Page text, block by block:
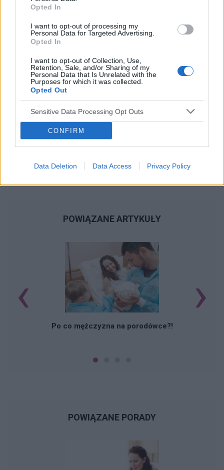
Opted In
I want to opt-out of processing my
Personal Data for Targeted Advertising.
Opted In
I want to opt-out of Collection, Use,
Retention, Sale, and/or Sharing of my
Personal Data that Is Unrelated with the
Purposes for which it was collected.
Opted Out
Sensitive Data Processing Opt Outs
CONFIRM
Data Deletion Data Access Privacy Policy
na zajście w ciążę i czy one wgl istnieją Jestem
przerażona sytuacja, pierwszy raz pękła nam
gumka, pierwszy raz partner spuścił się
wewnątrz mnie I pierwszy raz brałam taką
tabletkę Bardzo się boję że kalendarzyk z
aplikacji w telefonie mógł zawieść i na przykład
dzień owulacji nastąpił nie 29 grudnia tylko o
wiele później, na przykład 2/3/4 stycznia Proszę
o szczerą poradę i pomoc, bo odchodzę od
zmysłów i bardzo się stresuję
POWIĄZANE ARTYKUŁY
Po co mężczyzna na porodówce?!
‹ ›
POWIĄZANE PORADY